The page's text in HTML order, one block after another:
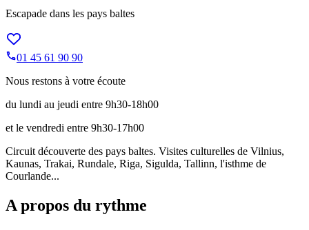
Escapade dans les pays baltes
01 45 61 90 90
Nous restons à votre écoute
du lundi au jeudi entre 9h30-18h00
et le vendredi entre 9h30-17h00
Circuit découverte des pays baltes. Visites culturelles de Vilnius,
Kaunas, Trakai, Rundale, Riga, Sigulda, Tallinn, l'isthme de
Courlande...
A propos du rythme